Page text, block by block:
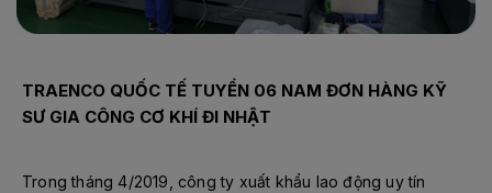
TRAENCO QUỐC TẾ TUYỂN 06 NAM ĐƠN HÀNG KỸ
SƯ GIA CÔNG CƠ KHÍ ĐI NHẬT
Trong tháng 4/2019, công ty xuất khẩu lao động uy tín